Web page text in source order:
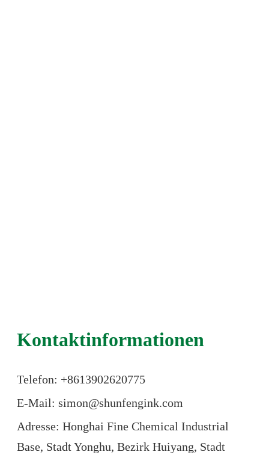
Kontaktinformationen
Telefon: +8613902620775
E-Mail: simon@shunfengink.com
Adresse: Honghai Fine Chemical Industrial
Base, Stadt Yonghu, Bezirk Huiyang, Stadt